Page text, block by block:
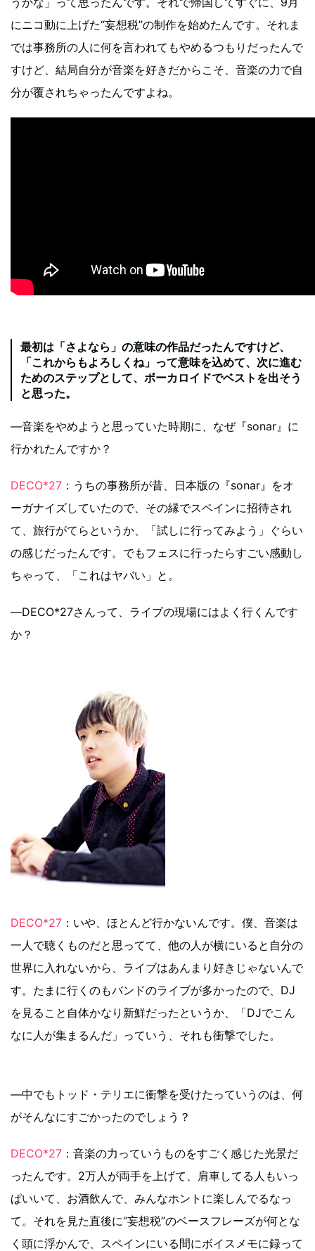
にニコ動に上げた“妄想税”の制作を始めたんです。それま
では事務所の人に何を言われてもやめるつもりだったんで
すけど、結局自分が音楽を好きだからこそ、音楽の力で自
分が覆されちゃったんですよね。
最初は「さよなら」の意味の作品だったんですけど、
「これからもよろしくね」って意味を込めて、次に進む
ためのステップとして、ボーカロイドでベストを出そう
と思った。
―音楽をやめようと思っていた時期に、なぜ『sonar』に
行かれたんですか？
DECO*27 ：うちの事務所が昔、日本版の『sonar』をオ
ーガナイズしていたので、その縁でスペインに招待され
て、旅行がてらというか、「試しに行ってみよう」ぐらい
の感じだったんです。でもフェスに行ったらすごい感動し
ちゃって、「これはヤバい」と。
―DECO*27さんって、ライブの現場にはよく行くんです
か？
DECO*27 ：いや、ほとんど行かないんです。僕、音楽は
一人で聴くものだと思ってて、他の人が横にいると自分の
世界に入れないから、ライブはあんまり好きじゃないんで
す。たまに行くのもバンドのライブが多かったので、DJ
を見ること自体かなり新鮮だったというか、「DJでこん
なに人が集まるんだ」っていう、それも衝撃でした。
―中でもトッド・テリエに衝撃を受けたっていうのは、何
がそんなにすごかったのでしょう？
DECO*27 ：音楽の力っていうものをすごく感じた光景だ
ったんです。2万人が両手を上げて、肩車してる人もいっ
ぱいいて、お酒飲んで、みんなホントに楽しんでるなっ
て。それを見た直後に“妄想税”のベースフレーズが何とな
く頭に浮かんで、スペインにいる間にボイスメモに録って